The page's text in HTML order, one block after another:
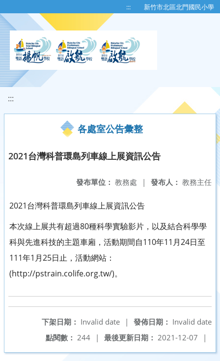
::: 新竹市北區北門國民小學
:::
各處室公告彙整
2021台灣科普環島列車線上展資訊公告
發布人： 教務主任
發布單位： 教務處 |
2021台灣科普環島列車線上展資訊公告
本次線上展共有超過80種科學實驗影片，以及結合科學學
科與先進科技的主題車廂，活動期間自110年11月24日至
111年1月25日止，活動網站：
(http://pstrain.colife.org.tw/)。
發佈日期： Invalid date
下架日期： Invalid date
|
最後更新日期： 2021-12-07 |
點閱數： 244 |